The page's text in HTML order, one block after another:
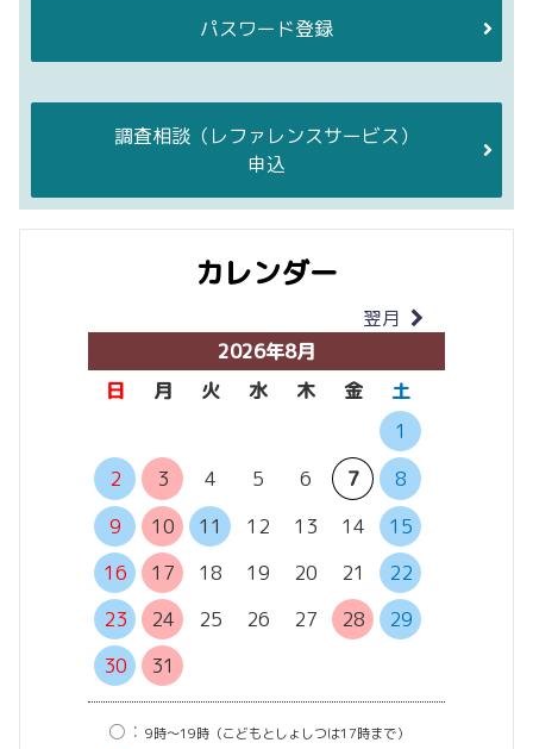
パスワード登録
調査相談 （レファレンスサービス）
申込
カレンダー
翌月
2026年8月
日
月 火 水 木 金
土
1
2
3 4 5 6 7
8
9
10 11 12 13 14
15
16
17 18 19 20 21
22
23
24 25 26 27 28
29
30
31
○： 9時〜19時（こどもとしょしつは17時まで）